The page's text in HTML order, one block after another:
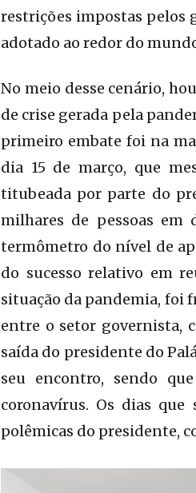
restrições impostas pelos
adotado ao redor do
No meio desse cenário,
de crise gerada pela
primeiro embate foi na
dia 15 de março, que
titubeada por parte do
milhares de pessoas em
termômetro do nível de
do sucesso relativo em
situação da pandemia, foi
entre o setor governista,
saída do presidente do
seu encontro, sendo
coronavírus. Os dias
polêmicas do presidente,